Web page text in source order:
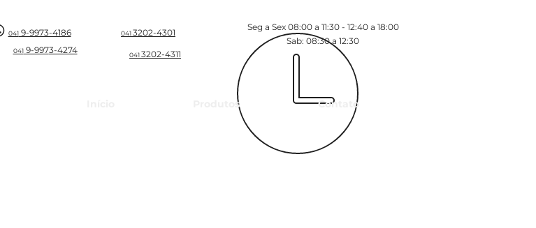
0419-9973-4186
0419-9973-4274
0413202-4301
0413202-4311
Seg a Sex 08:00 a 11:30 - 12:40 a 18:00
Sab: 08:30 a 12:30
Produtos Contato